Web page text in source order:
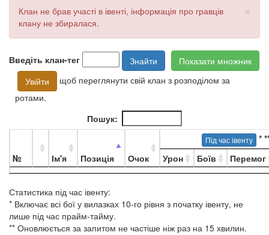
×
Клан не брав участі в івенті, інформація про гравців
клану не збиралася.
Введіть клан-тег Знайти
Показати множник
Увійти
щоб переглянути свій клан з розподілом за
ротами.
Пошук:
№ Ім'я Позиція Очок
Під час івенту *
Урон
Боїв Перемог
Статистика під час івенту:
* Включає всі бої у вилазках 10-го рівня з початку івенту, не
лише під час прайм-тайму.
** Оновлюється за запитом не частіше ніж раз на 15 хвилин.